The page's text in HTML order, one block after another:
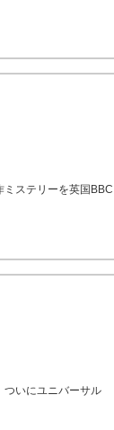
ステリーを英国BBC
ついにユニバーサル